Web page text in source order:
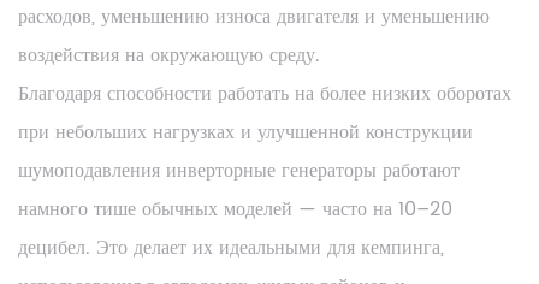
расходов, уменьшению износа двигателя и уменьшению
воздействия на окружающую среду.
Благодаря способности работать на более низких оборотах
при небольших нагрузках и улучшенной конструкции
шумоподавления инверторные генераторы работают
намного тише обычных моделей — часто на 10–20
децибел. Это делает их идеальными для кемпинга,